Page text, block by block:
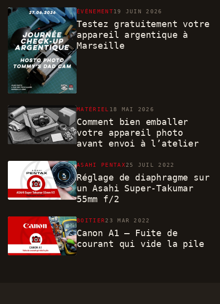
ÉVÉNEMENT19 JUIN 2026
Testez gratuitement votre
appareil argentique à
Marseille
MATÉRIEL 18 MAI 2026
Comment bien emballer
votre appareil photo
avant envoi à l’atelier
ASAHI PENTAX25 JUIL 2022
Réglage de diaphragme sur
un Asahi Super-Takumar
55mm f/2
BOITIER23 MAR 2022
Canon A1 – Fuite de
courant qui vide la pile